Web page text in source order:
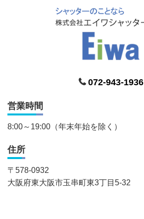
072-943-1936
営業時間
8:00～19:00（年末年始を除く）
住所
〒 578-0932
大阪府東大阪市玉串町東3丁目5-32